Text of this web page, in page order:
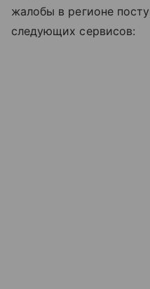
жалобы в регионе
следующих сервисов: